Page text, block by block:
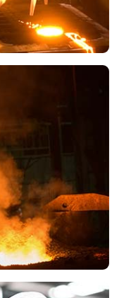
met onze
onder andere
in de
maakindustrie.